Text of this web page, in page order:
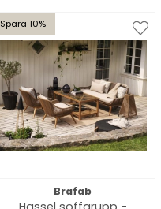
Spara 10%
Brafab